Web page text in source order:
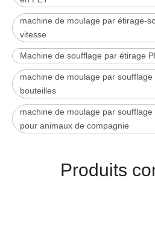
machine de moulage par étirage-
vitesse
Machine de soufflage par étirage
machine de moulage par
bouteilles
machine de moulage par
pour animaux de compagnie
Produits